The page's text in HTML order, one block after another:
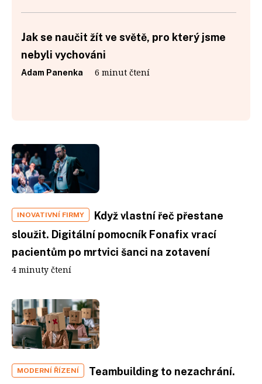
Jak se naučit žít ve světě, pro který jsme
nebyli vychováni
Adam Panenka 6 minut čtení
INOVATIVNÍ FIRMY
Když vlastní řeč přestane
sloužit. Digitální pomocník Fonafix vrací
pacientům po mrtvici šanci na zotavení
4 minuty čtení
MODERNÍ ŘÍZENÍ
Teambuilding to nezachrání.